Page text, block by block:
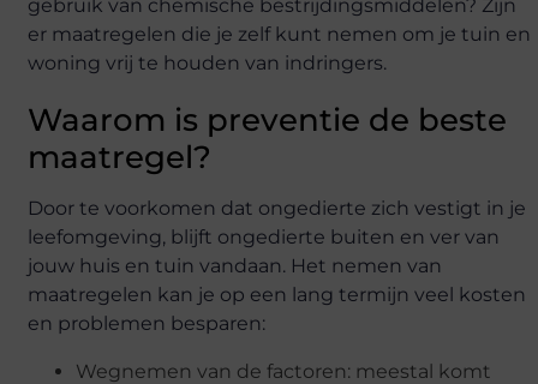
gebruik van chemische bestrijdingsmiddelen? Zijn
er maatregelen die je zelf kunt nemen om je tuin en
woning vrij te houden van indringers.
Waarom is preventie de beste
maatregel?
Door te voorkomen dat ongedierte zich vestigt in je
leefomgeving, blijft ongedierte buiten en ver van
jouw huis en tuin vandaan. Het nemen van
maatregelen kan je op een lang termijn veel kosten
en problemen besparen:
Wegnemen van de factoren: meestal komt